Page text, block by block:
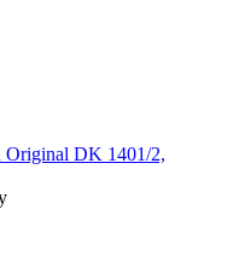
Original DK 1401/2,